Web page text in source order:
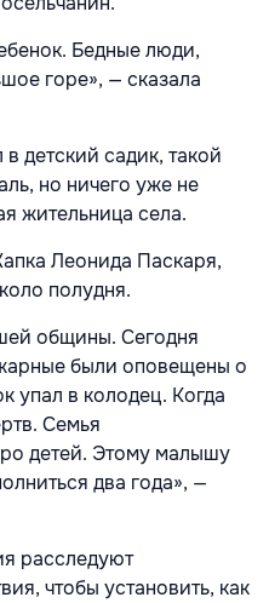
Бедные люди,
горе», — сказала
детский садик, такой
но ничего уже не
жительница села.
Леонида Паскаря,
полудня.
общины. Сегодня
были оповещены о
упал в колодец. Когда
Семья
детей. Этому малышу
два года», —
расследуют
чтобы установить, как